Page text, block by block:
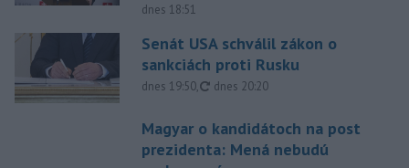
dnes 18:51
Senát USA schválil zákon o
sankciách proti Rusku
dnes 19:50, aktualizované
dnes 20:20
Magyar o kandidátoch na post
prezidenta: Mená nebudú